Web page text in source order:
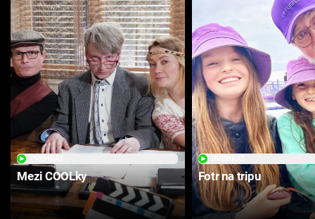
Mezi COOLky Fotr na tripu